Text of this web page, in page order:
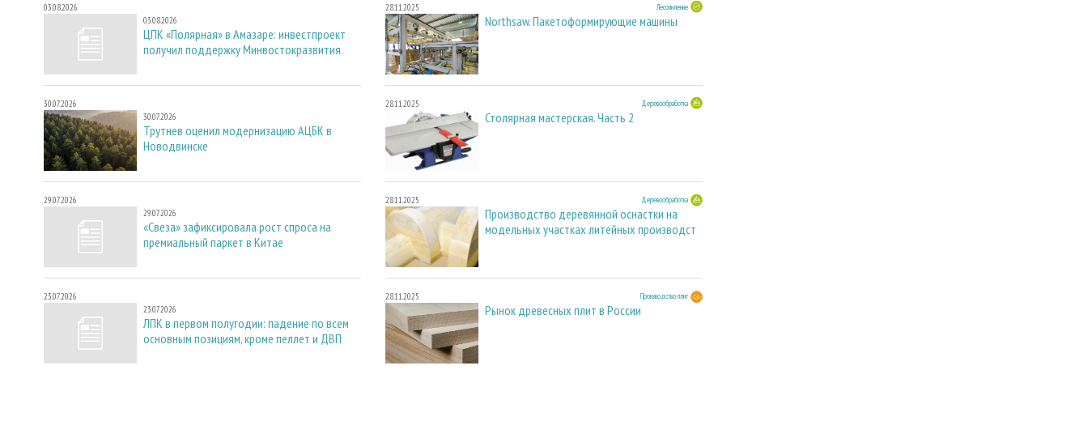
03.08.2026
03.08.2026
ЦПК «Полярная» в Амазаре: инвестпроект
получил поддержку Минвостокразвития
30.07.2026
30.07.2026
Трутнев оценил модернизацию АЦБК в
Новодвинске
29.07.2026
29.07.2026
«Свеза» зафиксировала рост спроса на
премиальный паркет в Китае
23.07.2026
23.07.2026
ЛПК в первом полугодии: падение по всем
основным позициям, кроме пеллет и ДВП
28.11.2025 Лесопиление
Northsaw. Пакетоформирующие машины
28.11.2025 Деревообработка
Столярная мастерская. Часть 2
28.11.2025 Деревообработка
Производство деревянной оснастки на
модельных участках литейных производст
28.11.2025 Производство плит
Рынок древесных плит в России